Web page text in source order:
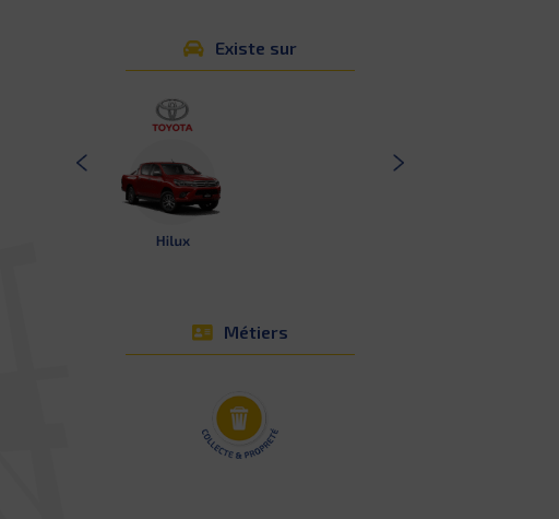
Existe sur
Métiers